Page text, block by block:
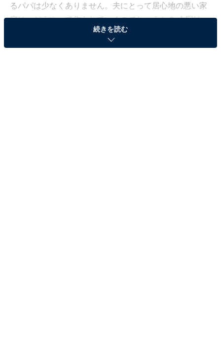
るパパは少なくありません。夫にとって居心地の悪い家
庭は、どうやって作られていくのでしょうか？ 今回は、
パパの居場所がなくなる家庭の特徴についてまとめまし
た。
続きを読む